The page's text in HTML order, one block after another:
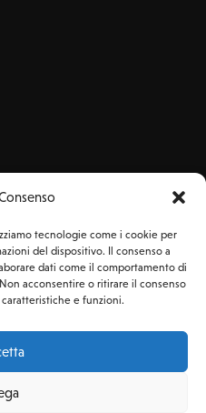
tecnologie come i cookie per
del dispositivo. Il consenso a
dati come il comportamento di
acconsentire o ritirare il consenso
e funzioni.